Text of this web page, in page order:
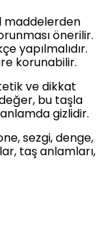
maddelerden
önerilir.
yapılmalıdır.
korunabilir.
ve dikkat
bu taşla
gizlidir.
sezgi, denge,
taş anlamları,